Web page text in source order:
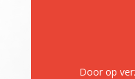
Door op